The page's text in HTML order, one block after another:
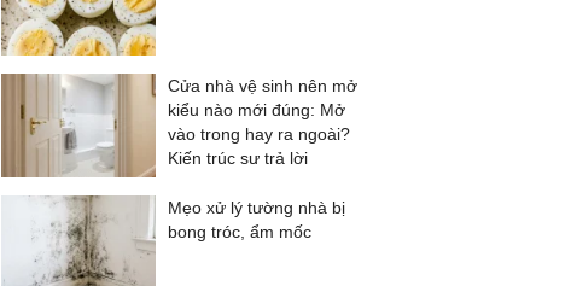
Cửa nhà vệ sinh nên mở
kiểu nào mới đúng: Mở
vào trong hay ra ngoài?
Kiến trúc sư trả lời
Mẹo xử lý tường nhà bị
bong tróc, ẩm mốc